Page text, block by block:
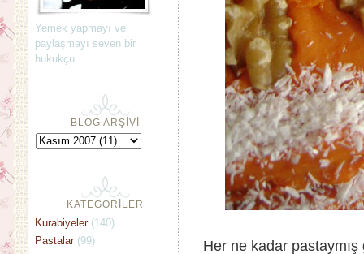
Her ne kadar
Yemek yapmayı ve
paylaşmayı seven bir
hukukçu..
BLOG ARŞİVİ
KATEGORİLER
Kurabiyeler (140)
Pastalar (99)